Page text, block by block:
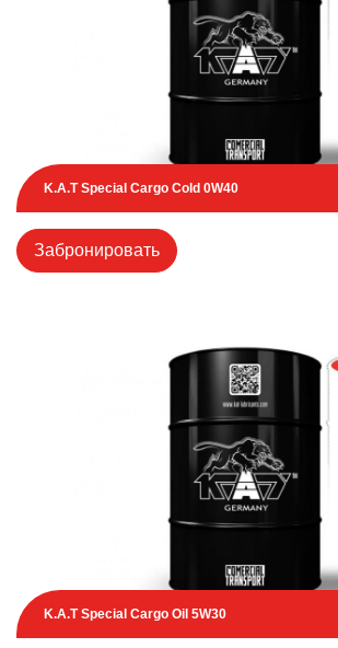
K.A.T Special Cargo Cold 0W40
Забронировать
K.A.T Special Cargo Oil 5W30